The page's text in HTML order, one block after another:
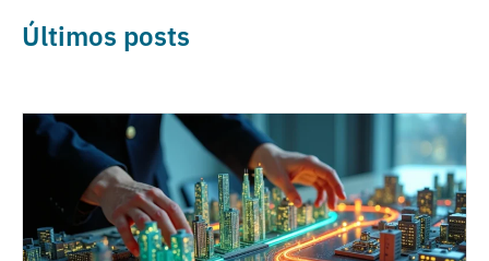
Últimos posts